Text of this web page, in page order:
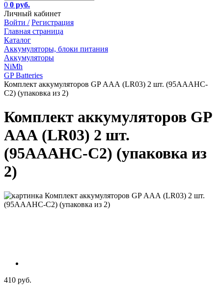
0 0 руб.
Личный кабинет
Войти / Регистрация
Главная страница
Каталог
Аккумуляторы, блоки питания
Аккумуляторы
NiMh
GP Batteries
Комплект аккумуляторов GP АAА (LR03) 2 шт. (95AAAHC-
C2) (упаковка из 2)
Комплект аккумуляторов GP
АAА (LR03) 2 шт.
(95AAAHC-C2) (упаковка из
2)
410 руб.